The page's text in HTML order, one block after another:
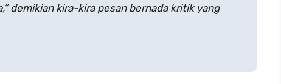
demikian kira-kira pesan bernada kritik yang